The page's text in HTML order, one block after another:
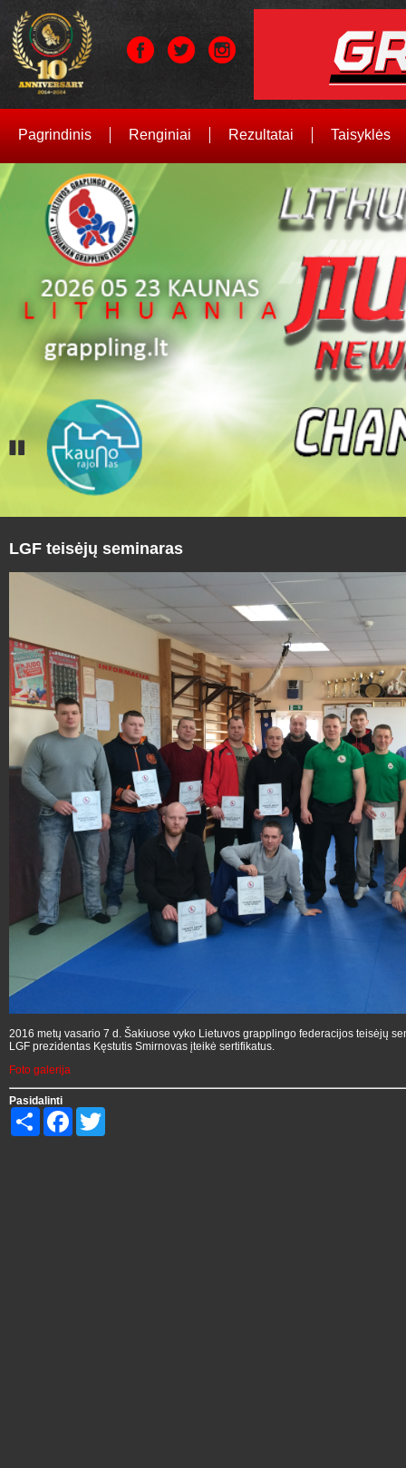
Pagrindinis Renginiai Rezultatai Taisyklės
LGF teisėjų seminaras
2016 metų vasario 7 d. Šakiuose vyko Lietuvos grapplingo federacijos teisėjų
LGF prezidentas Kęstutis Smirnovas įteikė sertifikatus.
Foto galerija
Pasidalinti
Share
Facebook